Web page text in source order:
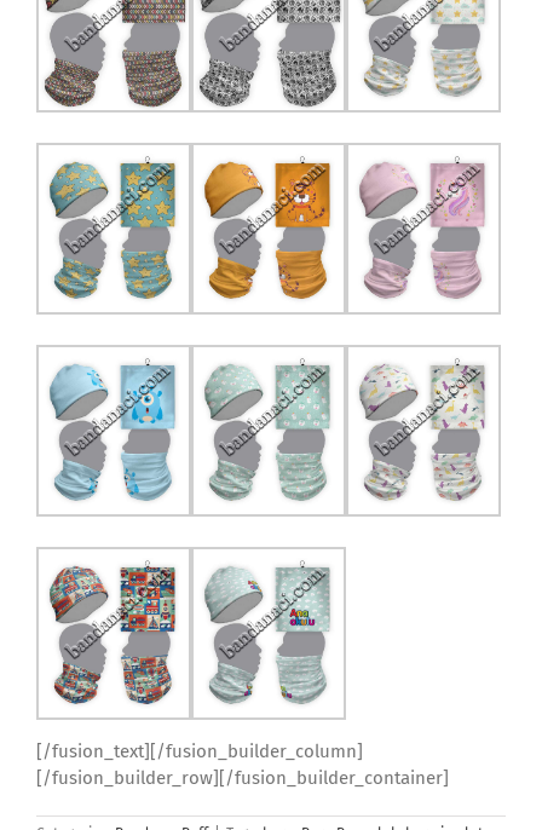
[/fusion_text][/fusion_builder_column]
[/fusion_builder_row][/fusion_builder_container]